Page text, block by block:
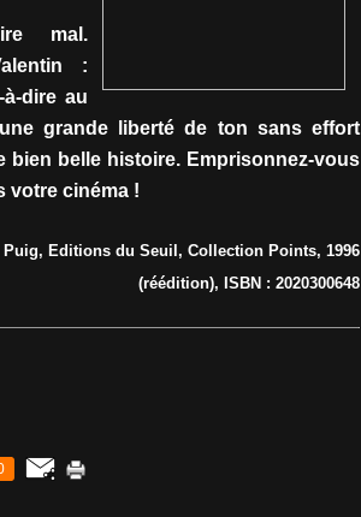
mal.
:
dire au
grande liberté de ton sans effort
belle histoire. Emprisonnez-vous
votre cinéma !
Editions du Seuil, Collection Points, 1996
(réédition), ISBN : 2020300648